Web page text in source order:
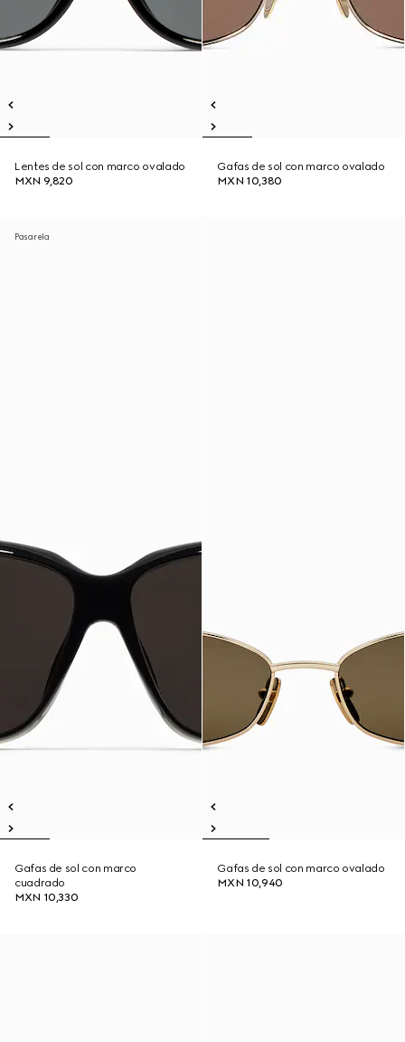
Lentes de sol con marco ovalado
MXN 9,820
Gafas de sol con marco ovalado
MXN 10,380
Pasarela
Gafas de sol con marco
cuadrado
MXN 10,330
Gafas de sol con marco ovalado
MXN 10,940